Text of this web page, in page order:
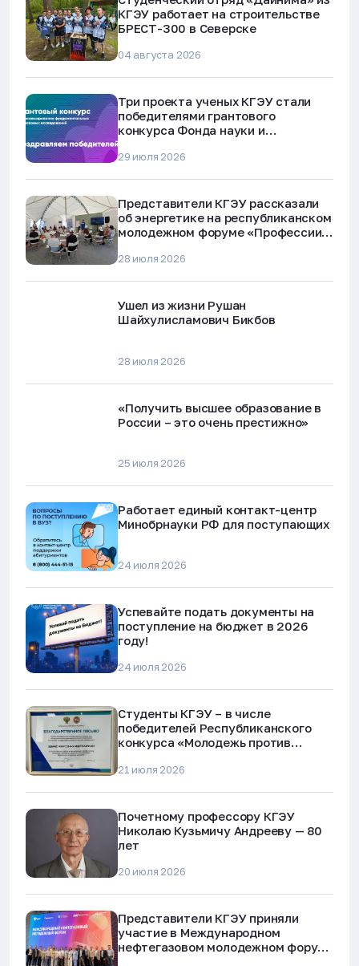
КГЭУ работает на строительстве
БРЕСТ-300 в Северске
04 августа 2026
Три проекта ученых КГЭУ стали
победителями грантового
конкурса Фонда науки и
29 июля 2026
Представители КГЭУ рассказали
об энергетике на республиканском
молодежном форуме «Профессии
28 июля 2026
Ушел из жизни Рушан
Шайхулисламович Бикбов
28 июля 2026
«Получить высшее образование в
России – это очень престижно»
25 июля 2026
Работает единый контакт-центр
Минобрнауки РФ для поступающих
24 июля 2026
Успевайте подать документы на
поступление на бюджет в 2026
году!
24 июля 2026
Студенты КГЭУ – в числе
победителей Республиканского
конкурса «Молодежь против
мошенничества»
21 июля 2026
Почетному профессору КГЭУ
Николаю Кузьмичу Андрееву — 80
лет
20 июля 2026
Представители КГЭУ приняли
участие в Международном
нефтегазовом молодежном форуме